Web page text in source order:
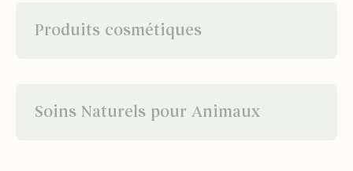
Produits cosmétiques
Soins Naturels pour Animaux